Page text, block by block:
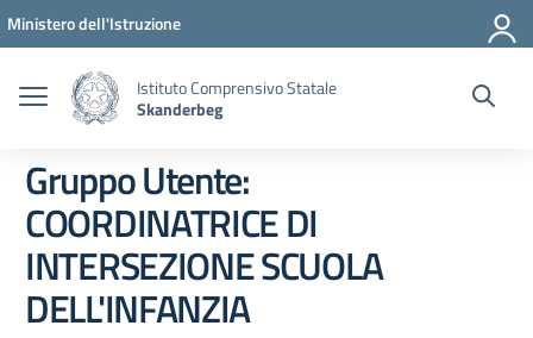
Vai ai contenuti
Vai al menu di navigazione
Vai al footer
Ministero dell'Istruzione
Istituto Comprensivo Statale
Skanderbeg
Gruppo Utente:
COORDINATRICE DI
INTERSEZIONE SCUOLA
DELL'INFANZIA